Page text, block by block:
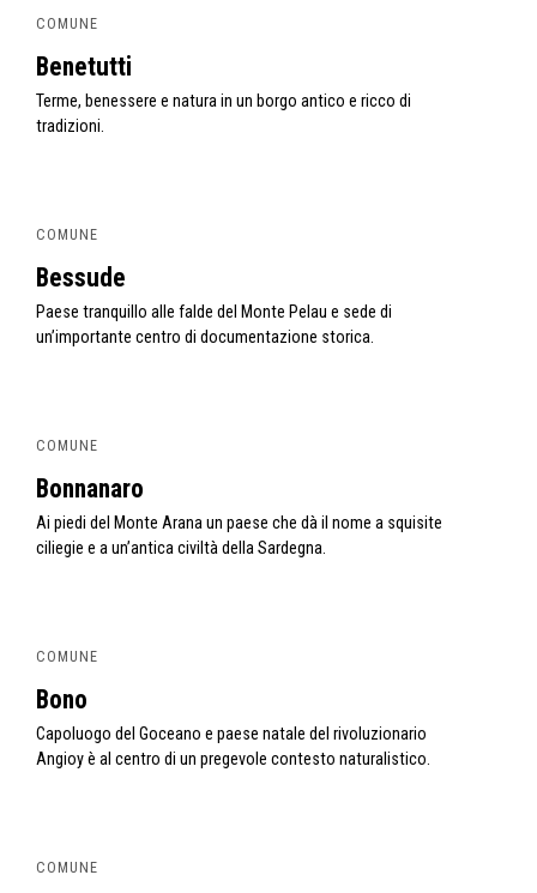
COMUNE
Benetutti
Terme, benessere e natura in un borgo antico e ricco di
tradizioni.
COMUNE
Bessude
Paese tranquillo alle falde del Monte Pelau e sede di
un’importante centro di documentazione storica.
COMUNE
Bonnanaro
Ai piedi del Monte Arana un paese che dà il nome a squisite
ciliegie e a un’antica civiltà della Sardegna.
COMUNE
Bono
Capoluogo del Goceano e paese natale del rivoluzionario
Angioy è al centro di un pregevole contesto naturalistico.
COMUNE